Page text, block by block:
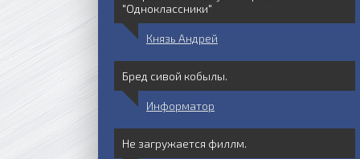
"Одноклассники"
Князь Андрей
Бред сивой кобылы.
Информатор
Не загружается филлм.